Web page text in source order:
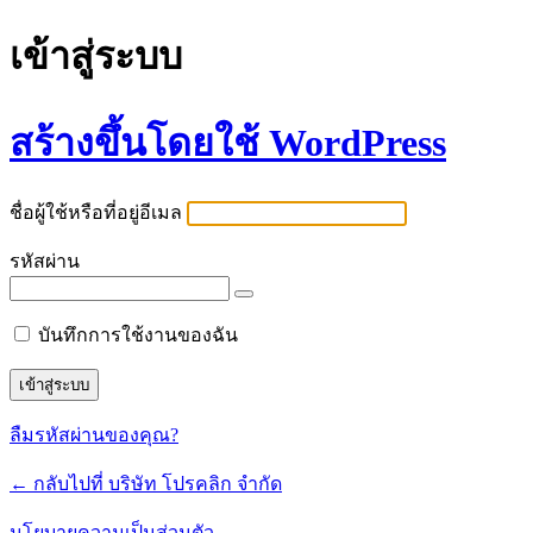
เข้าสู่ระบบ
สร้างขึ้นโดยใช้ WordPress
ชื่อผู้ใช้หรือที่อยู่อีเมล
รหัสผ่าน
บันทึกการใช้งานของฉัน
ลืมรหัสผ่านของคุณ?
← กลับไปที่ บริษัท โปรคลิก จำกัด